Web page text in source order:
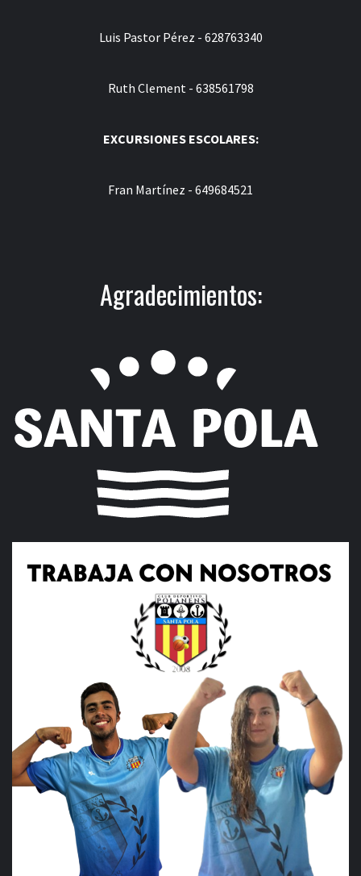
Luis Pastor Pérez - 628763340
Ruth Clement - 638561798
EXCURSIONES ESCOLARES:
Fran Martínez - 649684521
Agradecimientos: